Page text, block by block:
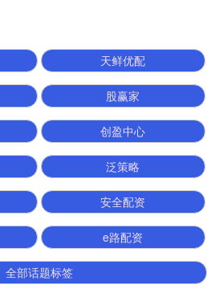
天鲜优配
股赢家
创盈中心
泛策略
安全配资
e路配资
全部话题标签